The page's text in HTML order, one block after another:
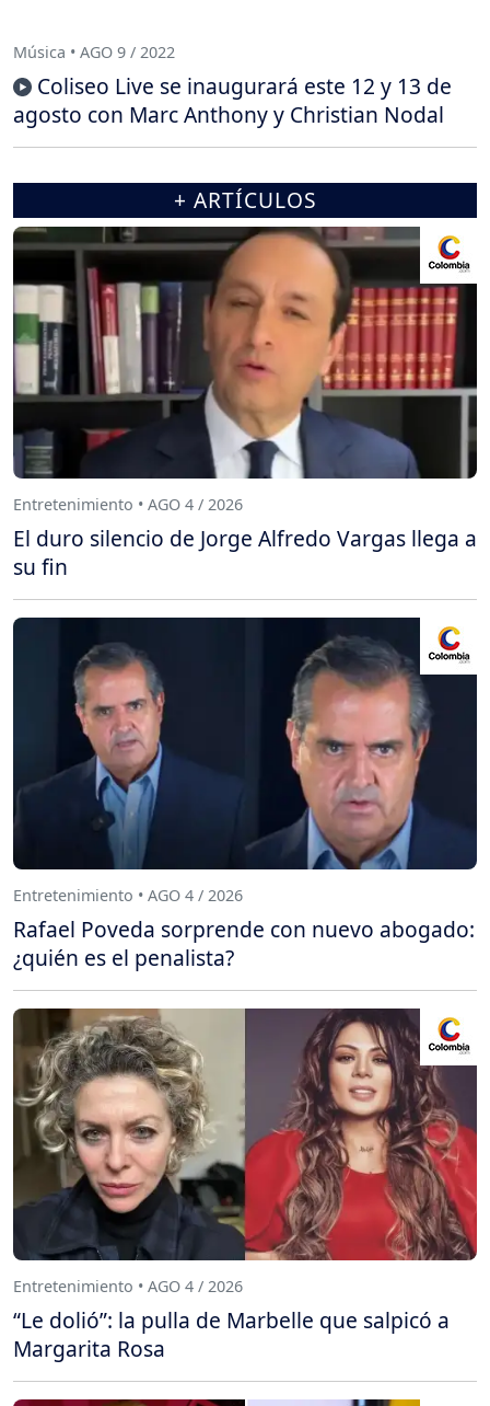
Música • AGO 9 / 2022
Coliseo Live se inaugurará este 12 y 13 de
agosto con Marc Anthony y Christian Nodal
+ ARTÍCULOS
Entretenimiento • AGO 4 / 2026
El duro silencio de Jorge Alfredo Vargas llega a
su fin
Entretenimiento • AGO 4 / 2026
Rafael Poveda sorprende con nuevo abogado:
¿quién es el penalista?
Entretenimiento • AGO 4 / 2026
“Le dolió”: la pulla de Marbelle que salpicó a
Margarita Rosa